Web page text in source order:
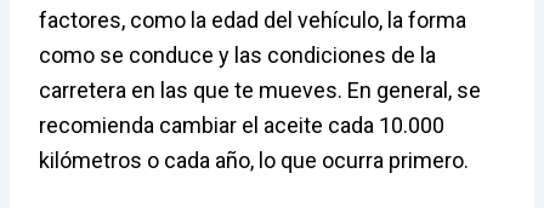
factores, como la edad del vehículo, la forma
como se conduce y las condiciones de la
carretera en las que te mueves. En general, se
recomienda cambiar el aceite cada 10.000
kilómetros o cada año, lo que ocurra primero.